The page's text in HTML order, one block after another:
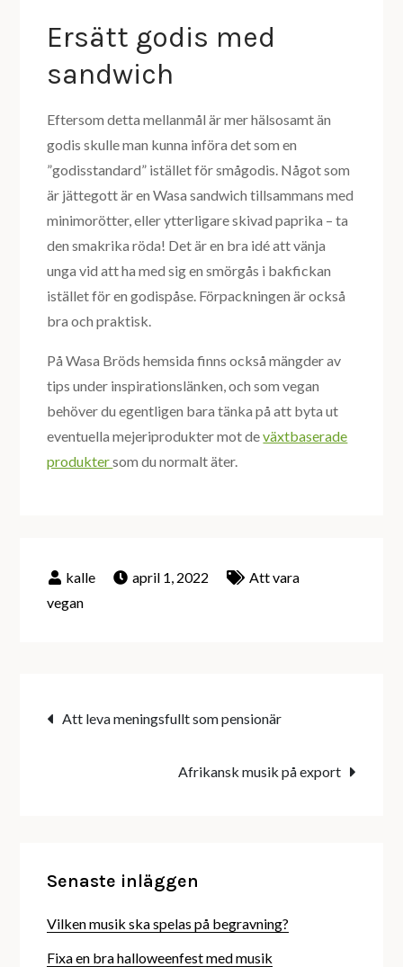
Ersätt godis med
sandwich
Eftersom detta mellanmål är mer hälsosamt än
godis skulle man kunna införa det som en
”godisstandard” istället för smågodis. Något som
är jättegott är en Wasa sandwich tillsammans med
minimorötter, eller ytterligare skivad paprika – ta
den smakrika röda! Det är en bra idé att vänja
unga vid att ha med sig en smörgås i bakfickan
istället för en godispåse. Förpackningen är också
bra och praktisk.
På Wasa Bröds hemsida finns också mängder av
tips under inspirationslänken, och som vegan
behöver du egentligen bara tänka på att byta ut
eventuella mejeriprodukter mot deväxtbaserade
produktersom du normalt äter.
april 1, 2022
Att vara
vegan
Inläggsnavigering
Att leva meningsfullt som pensionär
Afrikansk musik på export
Senaste inläggen
Vilken musik ska spelas på begravning?
Fixa en bra halloweenfest med musik